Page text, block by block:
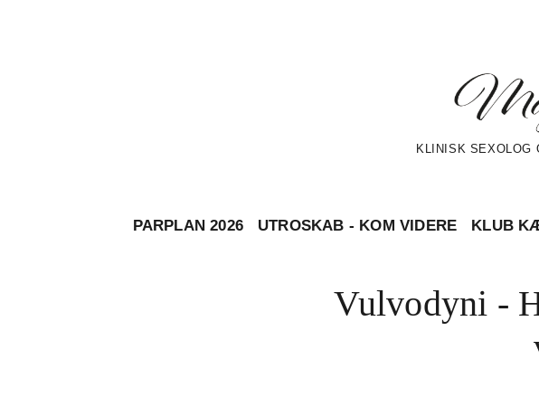
KLINISK SEXOLOG
PARPLAN 2026 UTROSKAB - KOM VIDERE KLUB
Vulvodyni -